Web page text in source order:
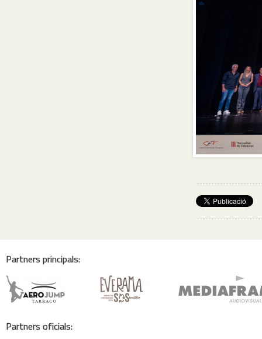
Partners principals:
Partners oficials: